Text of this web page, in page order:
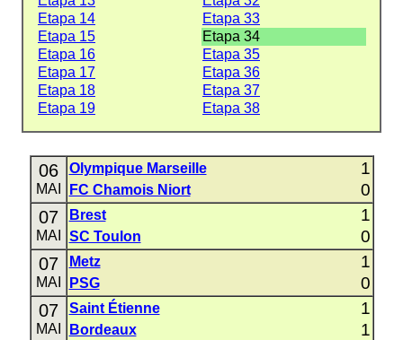
Etapa 14
Etapa 33
Etapa 15
Etapa 34
Etapa 16
Etapa 35
Etapa 17
Etapa 36
Etapa 18
Etapa 37
Etapa 19
Etapa 38
06
MAI
Olympique Marseille 1
FC Chamois Niort 0
07
MAI
Brest 1
SC Toulon 0
07
MAI
Metz 1
PSG 0
07
MAI
Saint Étienne 1
Bordeaux 1